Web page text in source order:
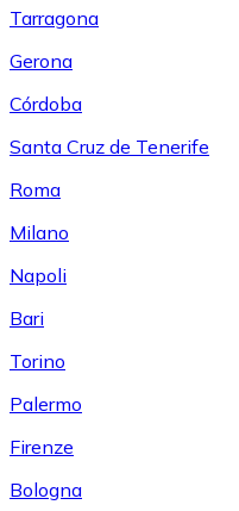
Tarragona
Gerona
Córdoba
Santa Cruz de Tenerife
Roma
Milano
Napoli
Bari
Torino
Palermo
Firenze
Bologna